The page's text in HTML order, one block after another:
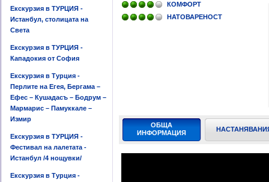
Екскурзия в ТУРЦИЯ -
Истанбул, столицата на
Света
Екскурзия в ТУРЦИЯ -
Кападокия от София
Екскурзия в Турция -
Перлите на Егея, Бергама –
Ефес – Кушадасъ – Бодрум –
Мармарис – Памуккале –
Измир
Екскурзия в ТУРЦИЯ -
Фестивал на лалетата -
Истанбул /4 нощувки/
Екскурзия в Турция -
КОМФОРТ
НАТОВАРЕНОСТ
ОБЩА
ИНФОРМАЦИЯ